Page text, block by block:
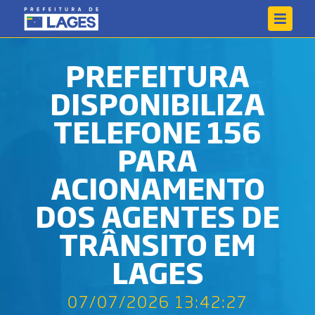
PREFEITURA
DISPONIBILIZA
TELEFONE 156
PARA
ACIONAMENTO
DOS AGENTES DE
TRÂNSITO EM
LAGES
07/07/2026 13:42:27